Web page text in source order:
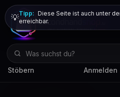
Stöbern Anmelden
💡Tipp: Diese Seite ist auch unter
erreichbar.